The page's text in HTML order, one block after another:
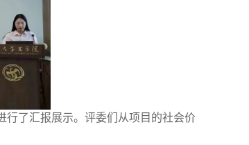
行了汇报展示。评委们从项目的社会价